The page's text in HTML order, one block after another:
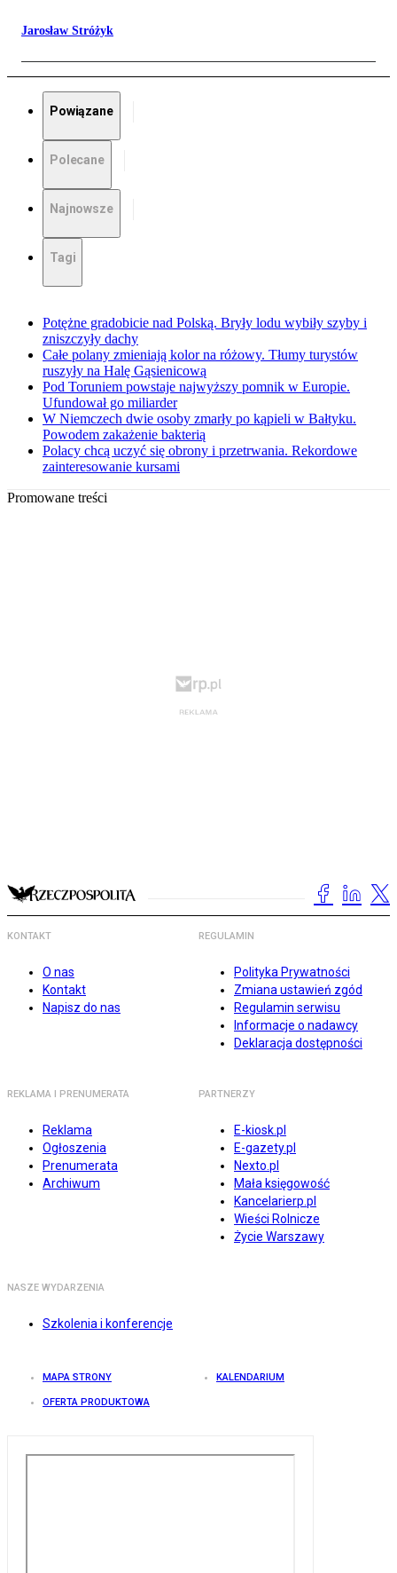
Jarosław Stróżyk
Powiązane
Polecane
Najnowsze
Tagi
Potężne gradobicie nad Polską. Bryły lodu wybiły szyby i
zniszczyły dachy
Całe polany zmieniają kolor na różowy. Tłumy turystów
ruszyły na Halę Gąsienicową
Pod Toruniem powstaje najwyższy pomnik w Europie.
Ufundował go miliarder
W Niemczech dwie osoby zmarły po kąpieli w Bałtyku.
Powodem zakażenie bakterią
Polacy chcą uczyć się obrony i przetrwania. Rekordowe
zainteresowanie kursami
Promowane treści
KONTAKT
O nas
Kontakt
Napisz do nas
REGULAMIN
Polityka Prywatności
Zmiana ustawień zgód
Regulamin serwisu
Informacje o nadawcy
Deklaracja dostępności
REKLAMA I PRENUMERATA
Reklama
Ogłoszenia
Prenumerata
Archiwum
PARTNERZY
E-kiosk.pl
E-gazety.pl
Nexto.pl
Mała księgowość
Kancelarierp.pl
Wieści Rolnicze
Życie Warszawy
NASZE WYDARZENIA
Szkolenia i konferencje
MAPA STRONY KALENDARIUM
OFERTA PRODUKTOWA